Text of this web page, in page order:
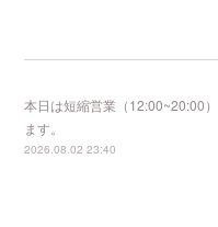
本日は短縮営業（12:00~20:00
ます。
2026.08.02 23:40